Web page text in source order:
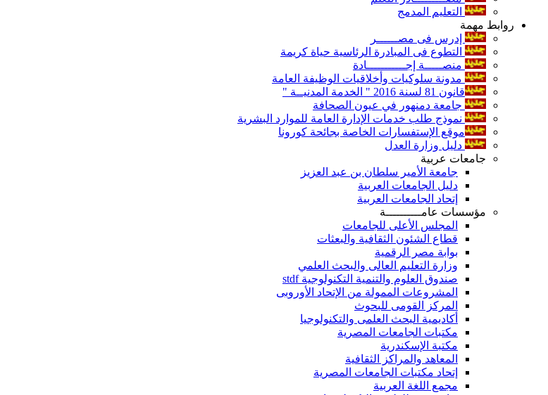
التعليم المدمج
روابط مهمة
إدرس فى مصــــــر
التطوع فى المبادرة الرئاسية حياة كريمة
منصـــــة إجـــــــــــادة
مدونة سلوكيات وأخلاقيات الوظيفة العامة
قانون 81 لسنة 2016 " الخدمة المدنيــة "
جامعة دمنهور في عيون الصحافة
نموذج طلب خدمات الإدارة العامة للموارد البشرية
موقع الإستفسارات الخاصة بجائحة كورونا
دليل وزارة العدل
جامعات عربية
جامعة الأمير سلطان بن عبد العزيز
دليل الجامعات العربية
إتحاد الجامعات العربية
مؤسسات عامــــــــــة
المجلس الأعلى للجامعات
قطاع الشئون الثقافية والبعثات
بوابة مصر الرقمية
وزارة التعليم العالى والبحث العلمي
صندوق العلوم والتنمية التكنولوجية stdf
المشروعات الممولة من الإتحاد الأوروبى
المركز القومى للبحوث
أكاديمية البحث العلمى والتكنولوجيا
مكتبات الجامعات المصرية
مكتبة الإسكندرية
المعاهد والمراكز الثقافية
إتحاد مكتبات الجامعات المصرية
مجمع اللغة العربية